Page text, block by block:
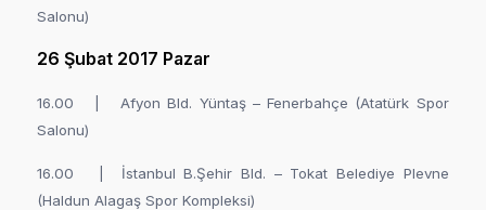
Salonu)
26 Şubat 2017 Pazar
16.00 | Afyon Bld. Yüntaş – Fenerbahçe (Atatürk Spor
Salonu)
16.00 | İstanbul B.Şehir Bld. – Tokat Belediye Plevne
(Haldun Alagaş Spor Kompleksi)